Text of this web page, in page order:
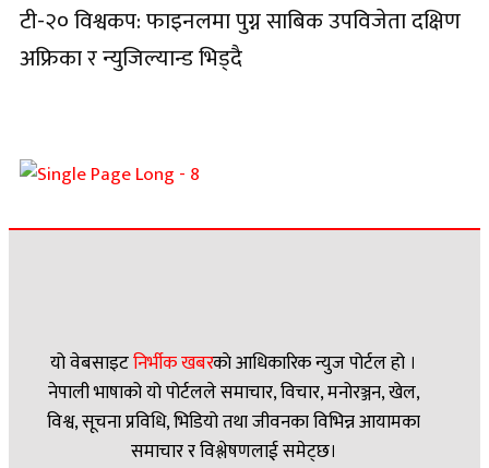
टी-२० विश्वकप: फाइनलमा पुग्न साबिक उपविजेता दक्षिण
अफ्रिका र न्युजिल्यान्ड भिड्दै
यो वेबसाइटनिर्भीक खबरकाे आधिकारिक न्युज पोर्टल हो ।
नेपाली भाषाको यो पोर्टलले समाचार, विचार, मनोरञ्जन, खेल,
विश्व, सूचना प्रविधि, भिडियो तथा जीवनका विभिन्न आयामका
समाचार र विश्लेषणलाई समेट्छ।